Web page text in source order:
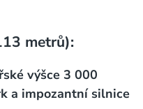
metrů):
výšce 3 000
a impozantní silnice